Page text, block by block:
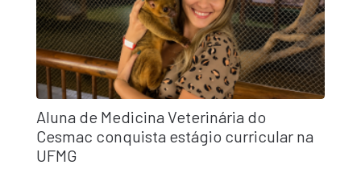
Aluna de Medicina Veterinária do
Cesmac conquista estágio curricular na
UFMG